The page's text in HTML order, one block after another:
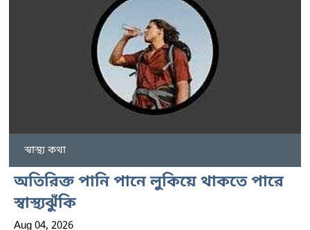
স্বাস্থ্য কথা
অতিরিক্ত পানি পানে লুকিয়ে থাকতে পারে
স্বাস্থ্যঝুঁকি
Aug 04, 2026